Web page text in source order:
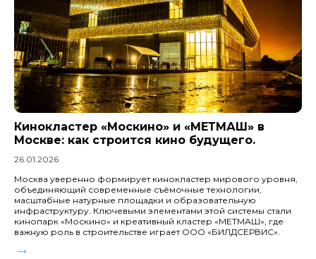
Кинокластер «Москино» и «МЕТМАШ» в
Москве: как строится кино будущего.
26.01.2026
Москва уверенно формирует кинокластер мирового уровня,
объединяющий современные съёмочные технологии,
масштабные натурные площадки и образовательную
инфраструктуру. Ключевыми элементами этой системы стали
кинопарк «Москино» и креативный кластер «МЕТМАШ», где
важную роль в строительстве играет ООО «БИЛДСЕРВИС».
→